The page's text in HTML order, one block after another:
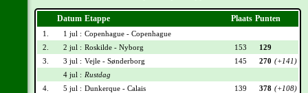
Datum Etappe Plaats Punten
1. 1 jul : Copenhague - Copenhague
2.
2 jul : Roskilde - Nyborg 153
129
3.
3 jul : Vejle - Sønderborg 145 270 (+141)
4 jul : Rustdag
4.
5 jul : Dunkerque - Calais 139 378 (+108)